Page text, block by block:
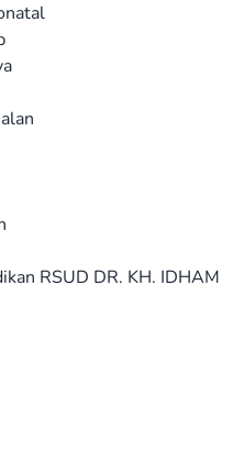
RSUD DR. KH. IDHAM